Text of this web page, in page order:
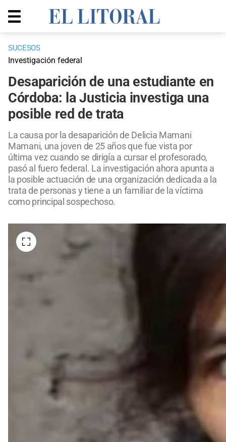
SUCESOS
Investigación federal
Desaparición de una estudiante en
Córdoba: la Justicia investiga una
posible red de trata
La causa por la desaparición de Delicia Mamani
Mamani, una joven de 25 años que fue vista por
última vez cuando se dirigía a cursar el profesorado,
pasó al fuero federal. La investigación ahora apunta a
la posible actuación de una organización dedicada a la
trata de personas y tiene a un familiar de la víctima
como principal sospechoso.